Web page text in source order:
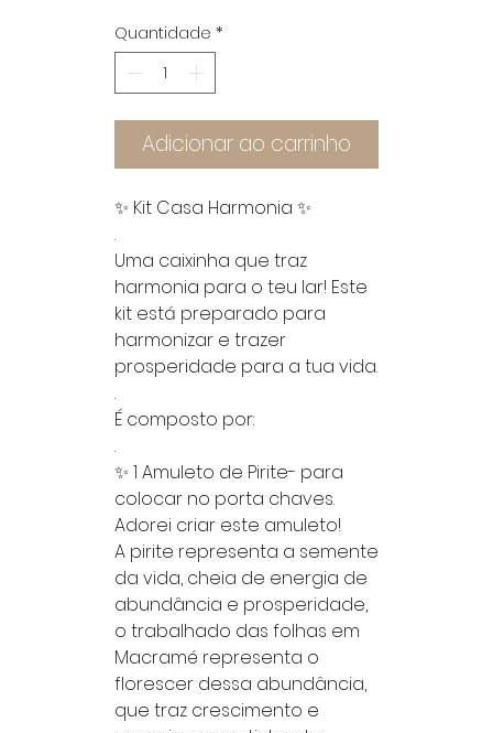
Quantidade *
Adicionar ao carrinho
✨ Kit Casa Harmonia ✨
.
Uma caixinha que traz
harmonia para o teu lar! Este
kit está preparado para
harmonizar e trazer
prosperidade para a tua vida.
.
É composto por:
.
✨ 1 Amuleto de Pirite- para
colocar no porta chaves.
Adorei criar este amuleto!
A pirite representa a semente
da vida, cheia de energia de
abundância e prosperidade,
o trabalhado das folhas em
Macramé representa o
florescer dessa abundância,
que traz crescimento e